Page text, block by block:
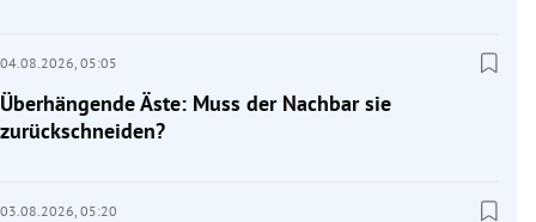
04.08.2026, 05:05
Überhängende Äste: Muss der Nachbar sie
zurückschneiden?
03.08.2026, 05:20